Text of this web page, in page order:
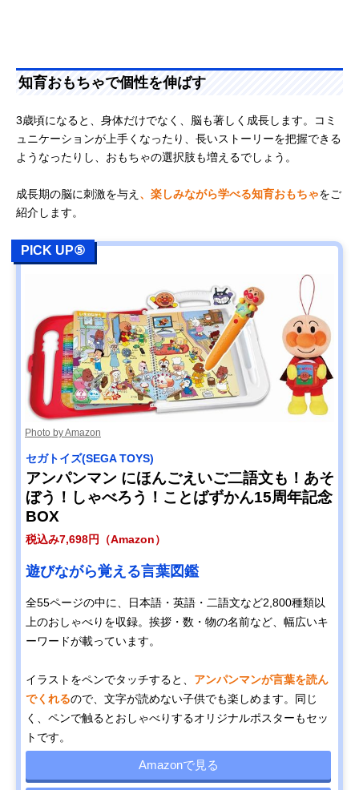
知育おもちゃで個性を伸ばす
3歳頃になると、身体だけでなく、脳も著しく成長します。コミ
ュニケーションが上手くなったり、長いストーリーを把握できる
ようなったりし、おもちゃの選択肢も増えるでしょう。
成長期の脳に刺激を与え 、楽しみながら学べる知育おもちゃをご
紹介します。
PICK UP⑤
Photo by Amazon
セガトイズ(SEGA TOYS)
アンパンマン にほんごえいご二語文も！あそ
ぼう！しゃべろう！ことばずかん15周年記念
BOX
税込み7,698円（Amazon）
遊びながら覚える言葉図鑑
全55ページの中に、日本語・英語・二語文など2,800種類以
上のおしゃべりを収録。挨拶・数・物の名前など、幅広いキ
ーワードが載っています。
イラストをペンでタッチすると、 アンパンマンが言葉を読ん
でくれるので、文字が読めない子供でも楽しめます。同じ
く、ペンで触るとおしゃべりするオリジナルポスターもセッ
トです。
Amazonで見る